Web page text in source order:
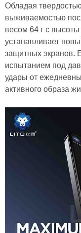
Обладая
выживаемостью
весом 64 г с высоты
устанавливает
защитных экранов.
испытанием под
удары от
активного образа